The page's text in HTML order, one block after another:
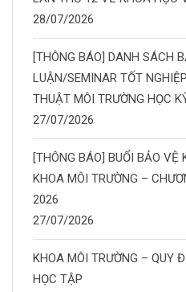
28/07/2026
[THÔNG BÁO] DANH SÁCH
LUẬN/SEMINAR TỐT
THUẬT MÔI TRƯỜNG HỌC
27/07/2026
[THÔNG BÁO] BUỔI BẢO VỆ
KHOA MÔI TRƯỜNG –
2026
27/07/2026
KHOA MÔI TRƯỜNG – QUY
HỌC TẬP